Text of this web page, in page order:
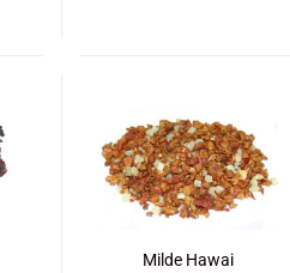
Milde Hawai